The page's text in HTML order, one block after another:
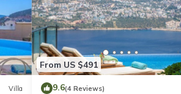
Villa
From US $491
9.6(4 Reviews)